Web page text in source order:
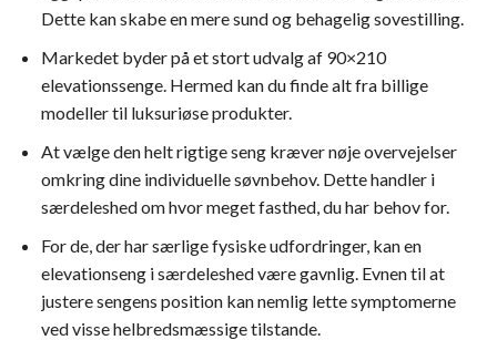
Dette kan skabe en mere sund og behagelig sovestilling.
Markedet byder på et stort udvalg af 90×210
elevationssenge. Hermed kan du finde alt fra billige
modeller til luksuriøse produkter.
At vælge den helt rigtige seng kræver nøje overvejelser
omkring dine individuelle søvnbehov. Dette handler i
særdeleshed om hvor meget fasthed, du har behov for.
For de, der har særlige fysiske udfordringer, kan en
elevationseng i særdeleshed være gavnlig. Evnen til at
justere sengens position kan nemlig lette symptomerne
ved visse helbredsmæssige tilstande.